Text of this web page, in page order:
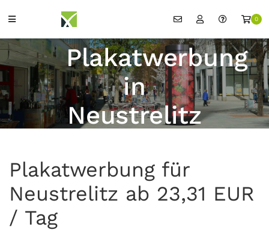
0
Plakatwerbung
in
Neustrelitz
Plakatwerbung für
Neustrelitz ab 23,31 EUR
/ Tag